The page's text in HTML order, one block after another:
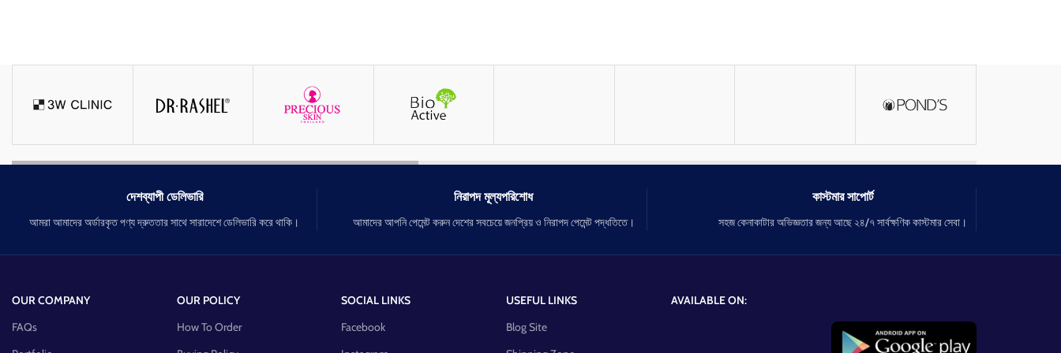
দেশব্যাপী ডেলিভারি
আমরা আমাদের অর্ডারকৃত পণ্য দ্রুততার সাথে সারাদেশে ডেলিভারি করে থাকি।
নিরাপদ মূল্যপরিশোধ
আমাদের আপনি পেমেন্ট করুন দেশের সবচেয়ে জনপ্রিয় ও নিরাপদ পেমেন্ট পদ্ধতিতে।
কাস্টমার সাপোর্ট
সহজ কেনাকাটার অভিজ্ঞতার জন্য আছে ২৪/৭ সার্বক্ষণিক কাস্টমার সেবা।
OUR COMPANY
FAQs
OUR POLICY
How To Order
SOCIAL LINKS
Facebook
USEFUL LINKS
Blog Site
AVAILABLE ON: